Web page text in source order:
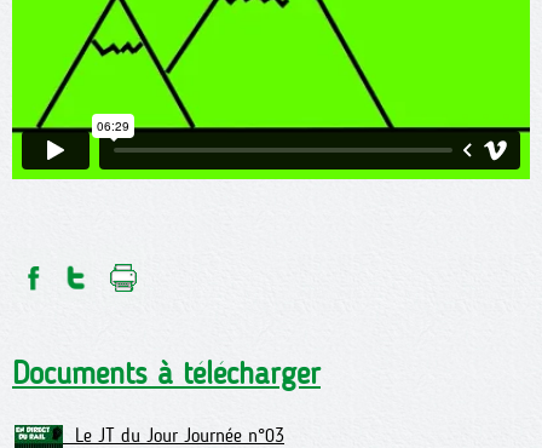
Documents à télécharger
Le JT du Jour Journée n°03